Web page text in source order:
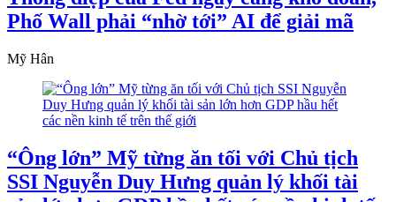
Phố Wall phải “nhờ tới” AI để giải mã
Mỹ Hân
“Ông lớn” Mỹ từng ăn tối với Chủ tịch
SSI Nguyễn Duy Hưng quản lý khối tài